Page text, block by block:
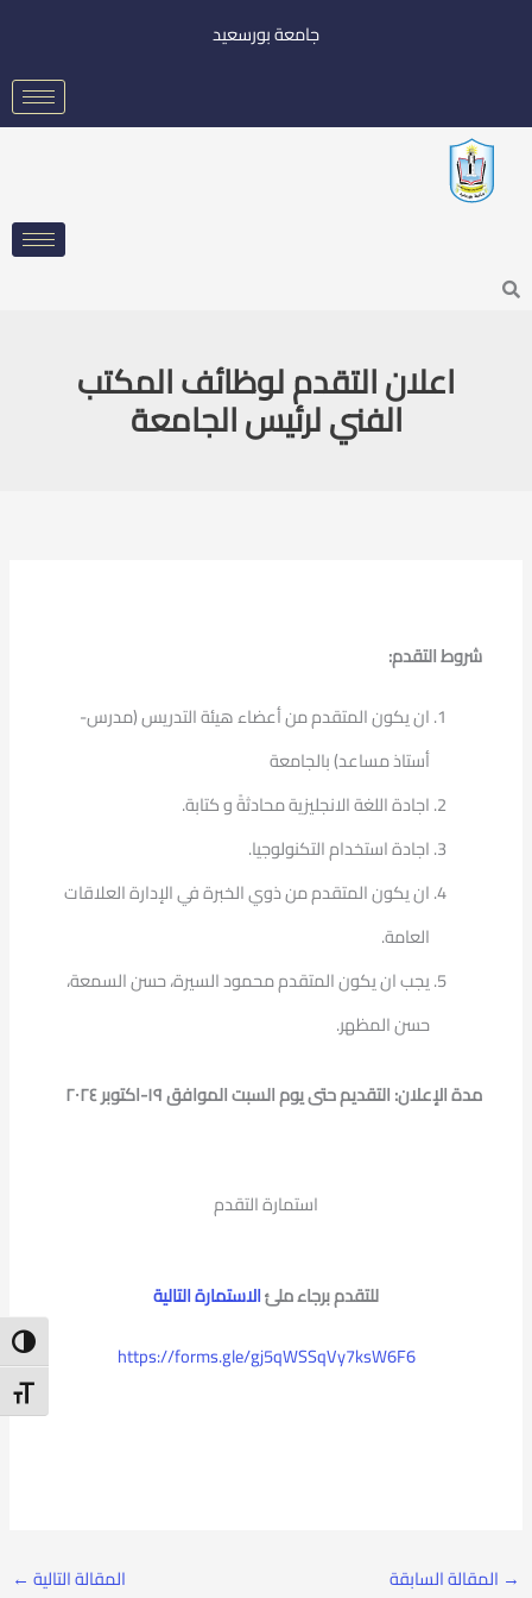
جامعة بورسعيد
Search
اعلان التقدم لوظائف المكتب
الفني لرئيس الجامعة
شروط التقدم:
ان يكون المتقدم من أعضاء هيئة التدريس (مدرس-
أستاذ مساعد) بالجامعة
اجادة اللغة الانجليزية محادثةً و كتابة.
اجادة استخدام التكنولوجيا.
ان يكون المتقدم من ذوي الخبرة في الإدارة العلاقات
العامة.
يجب ان يكون المتقدم محمود السيرة، حسن السمعة،
حسن المظهر.
مدة الإعلان: التقديم حتى يوم السبت الموافق ١٩-اكتوبر ٢٠٢٤
استمارة التقدم
للتقدم برجاء ملئالاستمارة التالية
https://forms.gle/gj5qWSSqVy7ksW6F6
→ المقالة السابقة المقالة التالية ←